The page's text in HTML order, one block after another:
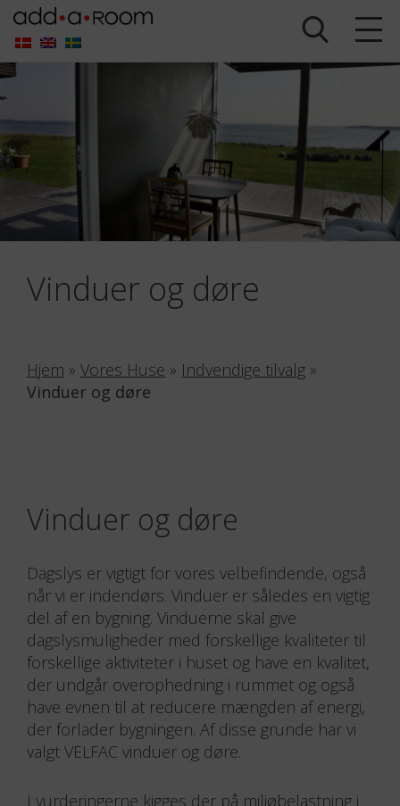
Vinduer og døre
Hjem » Vores Huse » Indvendige tilvalg »
Vinduer og døre
Vinduer og døre
Dagslys er vigtigt for vores velbefindende, også
når vi er indendørs. Vinduer er således en vigtig
del af en bygning. Vinduerne skal give
dagslysmuligheder med forskellige kvaliteter til
forskellige aktiviteter i huset og have en kvalitet,
der undgår overophedning i rummet og også
have evnen til at reducere mængden af energi,
der forlader bygningen. Af disse grunde har vi
valgt VELFAC vinduer og døre.
I vurderingerne kigges der på miljøbelastning i